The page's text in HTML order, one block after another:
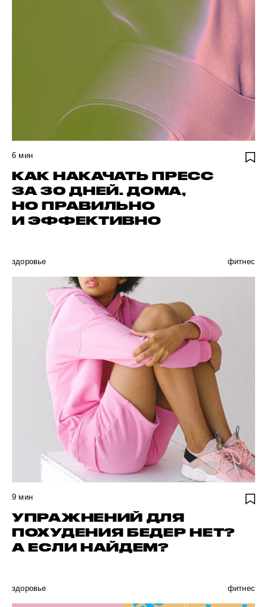
6 мин
КАК НАКАЧАТЬ ПРЕСС
ЗА 30 ДНЕЙ. ДОМА,
НО ПРАВИЛЬНО
И ЭФФЕКТИВНО
здоровье фитнес
9 мин
УПРАЖНЕНИЙ ДЛЯ
ПОХУДЕНИЯ БЕДЕР НЕТ?
А ЕСЛИ НАЙДЕМ?
здоровье фитнес